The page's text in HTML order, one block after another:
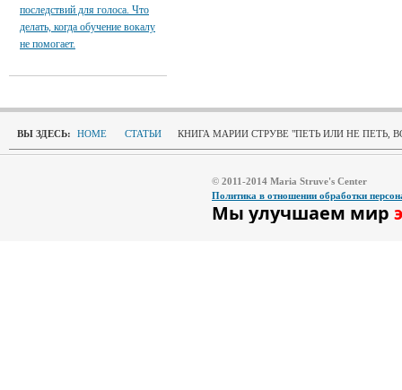
последствий для голоса. Что
делать, когда обучение вокалу
не помогает.
ВЫ ЗДЕСЬ: HOME СТАТЬИ КНИГА МАРИИ СТРУВЕ "ПЕТЬ ИЛИ НЕ ПЕТЬ,
© 2011-2014 Maria Struve's Center
Политика в отношении обработки
Мы улучшаем мир